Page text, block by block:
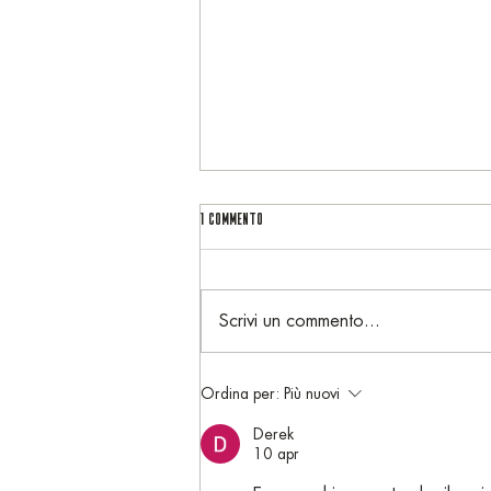
Cordiale e Cioccolato Militare ricordi
di un tempo in cui la cioccolata era un
lusso riservato all'Esercito
1 commento
Scrivi un commento...
Ordina per: Più nuovi
Derek
10 apr